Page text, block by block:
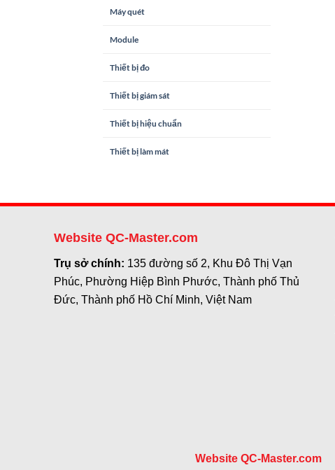
Máy quét
Module
Thiết bị đo
Thiết bị giám sát
Thiết bị hiệu chuẩn
Thiết bị làm mát
Website QC-Master.com
Trụ sở chính: 135 đường số 2, Khu Đô Thị Vạn
Phúc, Phường Hiệp Bình Phước, Thành phố Thủ
Đức, Thành phố Hồ Chí Minh, Việt Nam
Website QC-Master.com